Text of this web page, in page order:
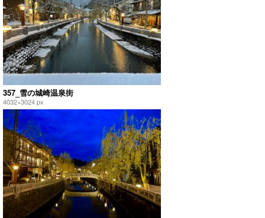
357_雪の城崎温泉街
4032×3024 px